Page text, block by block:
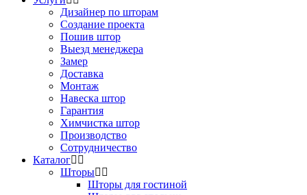
Дизайнер по шторам
Создание проекта
Пошив штор
Выезд менеджера
Замер
Доставка
Монтаж
Навеска штор
Гарантия
Химчистка штор
Производство
Сотрудничество
Каталог
Шторы
Шторы для гостиной